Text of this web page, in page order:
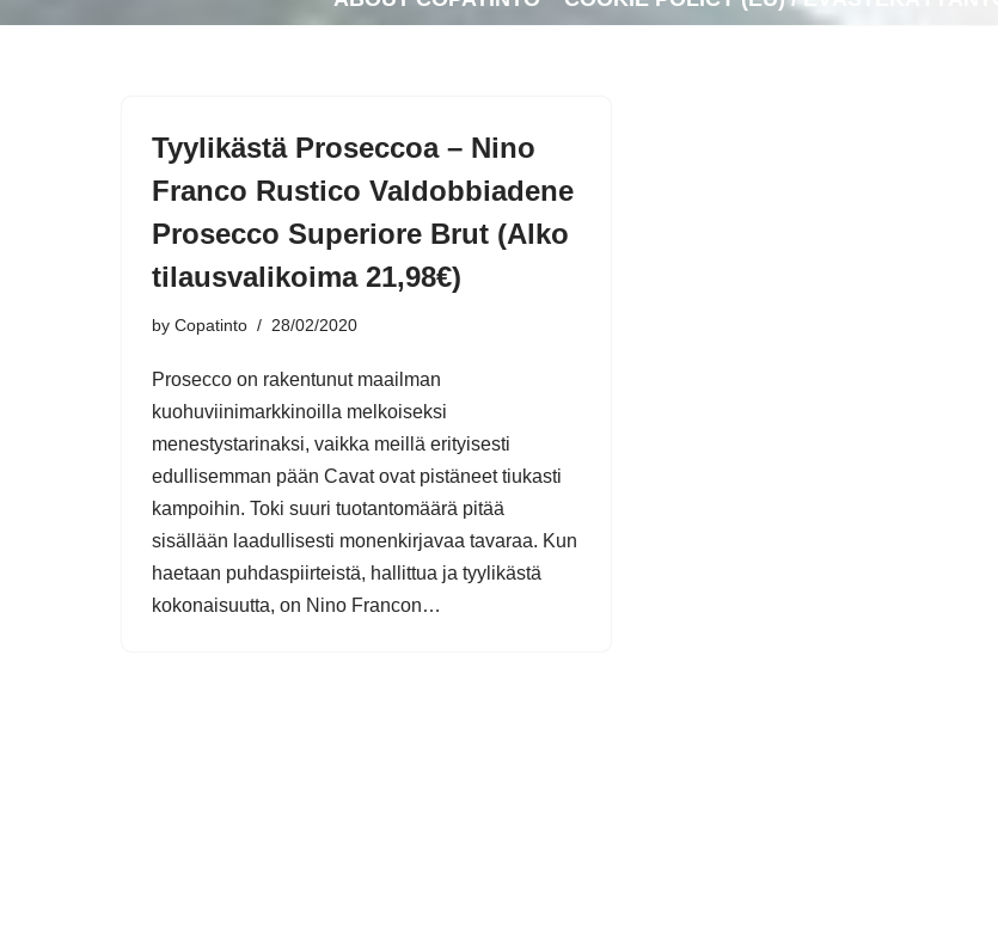
Tyylikästä Proseccoa – Nino
Franco Rustico Valdobbiadene
Prosecco Superiore Brut (Alko
tilausvalikoima 21,98€)
by Copatinto 28/02/2020
Prosecco on rakentunut maailman
kuohuviinimarkkinoilla melkoiseksi
menestystarinaksi, vaikka meillä erityisesti
edullisemman pään Cavat ovat pistäneet tiukasti
kampoihin. Toki suuri tuotantomäärä pitää
sisällään laadullisesti monenkirjavaa tavaraa. Kun
haetaan puhdaspiirteistä, hallittua ja tyylikästä
kokonaisuutta, on Nino Francon…